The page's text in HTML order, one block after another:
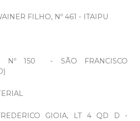
FILHO, Nº 461 - ITAIPU
Nº 150 - SÃO FRANCISCO
GIOIA, LT 4 QD D -